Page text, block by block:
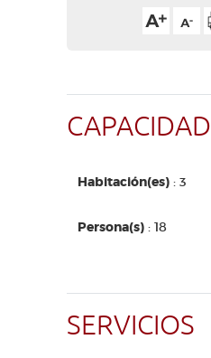
CAPACIDAD
Habitación(es) : 3
Persona(s) : 18
SERVICIOS